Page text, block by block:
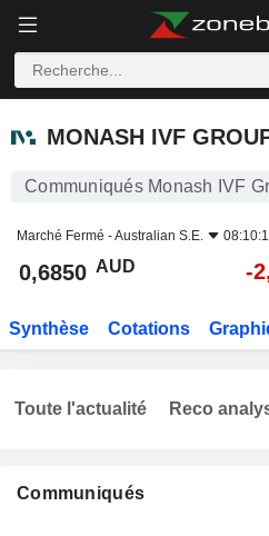
MONASH IVF GROUP
MONASH IVF
Communiqués Monash IVF
Marché Fermé -Australian S.E.
0,6850 AUD -
Synthèse Cotations
Communiqués
Toute l'actualité Reco